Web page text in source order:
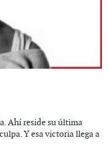
Ahí reside su última
Y esa victoria llega a